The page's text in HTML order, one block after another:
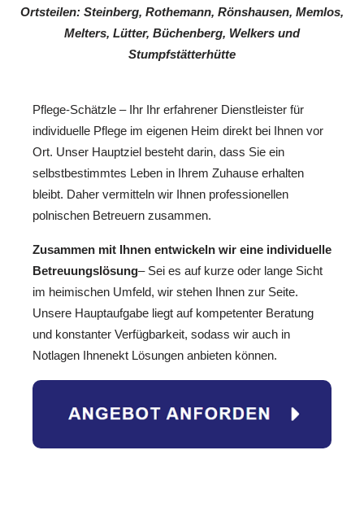
Ortsteilen: Steinberg, Rothemann, Rönshausen, Memlos,
Melters, Lütter, Büchenberg, Welkers und
Stumpfstätterhütte
Pflege-Schätzle – Ihr Ihr erfahrener Dienstleister für
individuelle Pflege im eigenen Heim direkt bei Ihnen vor
Ort. Unser Hauptziel besteht darin, dass Sie ein
selbstbestimmtes Leben in Ihrem Zuhause erhalten
bleibt. Daher vermitteln wir Ihnen professionellen
polnischen Betreuern zusammen.
Zusammen mit Ihnen entwickeln wir eine individuelle
Betreuungslösung– Sei es auf kurze oder lange Sicht
im heimischen Umfeld, wir stehen Ihnen zur Seite.
Unsere Hauptaufgabe liegt auf kompetenter Beratung
und konstanter Verfügbarkeit, sodass wir auch in
Notlagen Ihnenekt Lösungen anbieten können.